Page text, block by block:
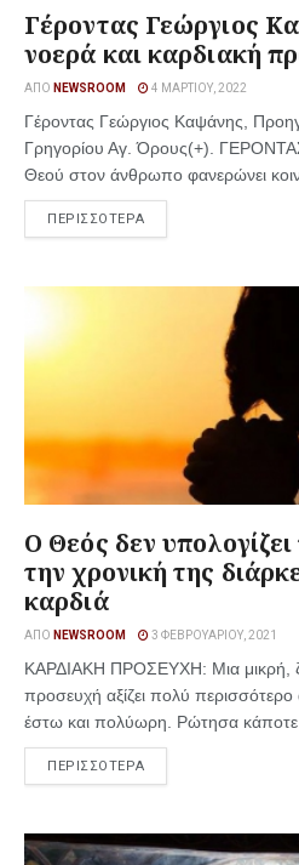
Γέροντας Γεώργιος
νοερά και καρδιακή
ΑΠΌ NEWSROOM 4 ΜΑΡΤΊΟΥ, 2022
Γέροντας Γεώργιος Καψάνης,
Γρηγορίου Αγ. Όρους(+).
Θεού στον άνθρωπο φανερώνει
ΠΕΡΙΣΣΟΤΕΡΑ
Ο Θεός δεν
την χρονική της
καρδιά
ΑΠΌ NEWSROOM 3 ΦΕΒΡΟΥΑΡΊΟΥ, 2021
ΚΑΡΔΙΑΚΗ ΠΡΟΣΕΥΧΗ: Μια μικρή,
προσευχή αξίζει πολύ
έστω και πολύωρη. Ρώτησα κάποτε
ΠΕΡΙΣΣΟΤΕΡΑ